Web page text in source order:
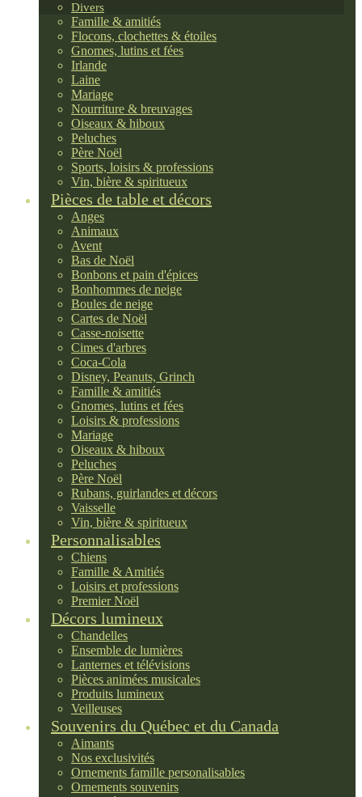
Divers
Famille & amitiés
Flocons, clochettes & étoiles
Gnomes, lutins et fées
Irlande
Laine
Mariage
Nourriture & breuvages
Oiseaux & hiboux
Peluches
Père Noël
Sports, loisirs & professions
Vin, bière & spiritueux
Pièces de table et décors
Anges
Animaux
Avent
Bas de Noël
Bonbons et pain d'épices
Bonhommes de neige
Boules de neige
Cartes de Noël
Casse-noisette
Cimes d'arbres
Coca-Cola
Disney, Peanuts, Grinch
Famille & amitiés
Gnomes, lutins et fées
Loisirs & professions
Mariage
Oiseaux & hiboux
Peluches
Père Noël
Rubans, guirlandes et décors
Vaisselle
Vin, bière & spiritueux
Personnalisables
Chiens
Famille & Amitiés
Loisirs et professions
Premier Noël
Décors lumineux
Chandelles
Ensemble de lumières
Lanternes et télévisions
Pièces animées musicales
Produits lumineux
Veilleuses
Souvenirs du Québec et du Canada
Aimants
Nos exclusivités
Ornements famille personalisables
Ornements souvenirs